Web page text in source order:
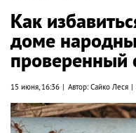
Как
доме
проверенный
15 июня, 16:36 Автор: Сайко Леся